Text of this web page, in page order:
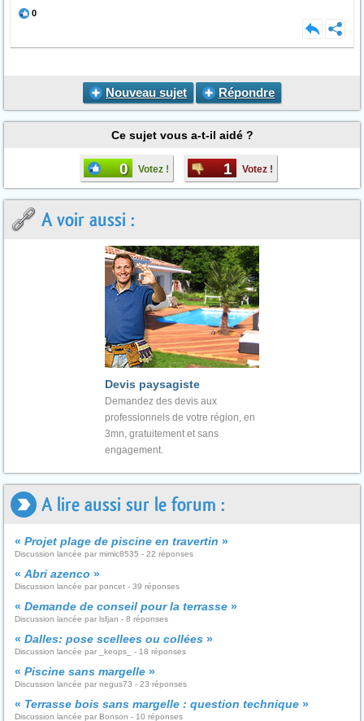
0
Nouveau sujet Répondre
Ce sujet vous a-t-il aidé ?
0 Votez ! 1 Votez !
A voir aussi :
Devis paysagiste
Demandez des devis aux
professionnels de votre région, en
3mn, gratuitement et sans
engagement.
A lire aussi sur le forum :
« Projet plage de piscine en travertin »
Discussion lancée par mimic8535 - 22 réponses
« Abri azenco »
Discussion lancée par poncet - 39 réponses
« Demande de conseil pour la terrasse »
Discussion lancée par lsfjan - 8 réponses
« Dalles: pose scellees ou collées »
Discussion lancée par _keops_ - 18 réponses
« Piscine sans margelle »
Discussion lancée par negus73 - 23 réponses
« Terrasse bois sans margelle : question technique »
Discussion lancée par Bonson - 10 réponses